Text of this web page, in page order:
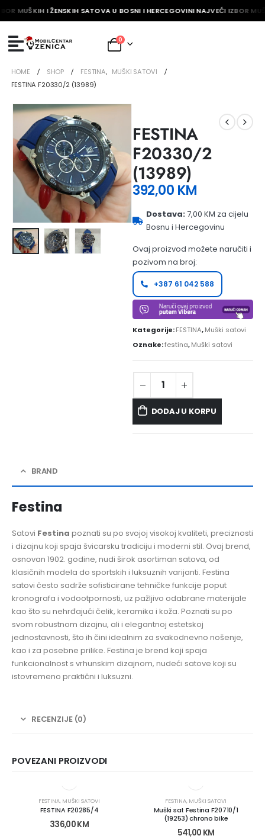
MUŠKIH I ŽENSKIH SATOVA U BOSNI I HERCEGOVINI NAJVEĆI IZBOR
0
HOME SHOP FESTINA, MUŠKI SATOVI
FESTINA F20330/2 (13989)
FESTINA
F20330/2
(13989)
392,00 KM
Dostava:7,00 KM za cijelu
Bosnu i Hercegovinu
Ovaj proizvod možete naručiti i
pozivom na broj:
+387 61 042 588
Kategorije:FESTINA,Muški satovi
Oznake:festina,Muški satovi
DODAJ U KORPU
BRAND
Festina
Satovi Festina poznati su po svojoj visokoj kvaliteti, preciznosti
i dizajnu koji spaja švicarsku tradiciju i moderni stil. Ovaj brend,
osnovan 1902. godine, nudi širok asortiman satova, od
klasičnih modela do sportskih i luksuznih varijanti. Festina
satovi često sadrže sofisticirane tehničke funkcije poput
kronografa i vodootpornosti, uz pažljivo odabrane materijale
kao što su nehrđajući čelik, keramika i koža. Poznati su po
svom robustnom dizajnu, ali i elegantnoj estetskoj
jednostavnosti, što ih čini idealnim za svakodnevno nošenje,
kao i za posebne prilike. Festina je brend koji spaja
funkcionalnost s vrhunskim dizajnom, nudeći satove koji su
istovremeno praktični i luksuzni.
RECENZIJE (0)
POVEZANI PROIZVODI
FESTINA, MUŠKI SATOVI
FESTINA F20285/4
336,00KM
FESTINA, MUŠKI SATOVI
Muški sat Festina F20710/1
(19253) chrono bike
541,00 KM